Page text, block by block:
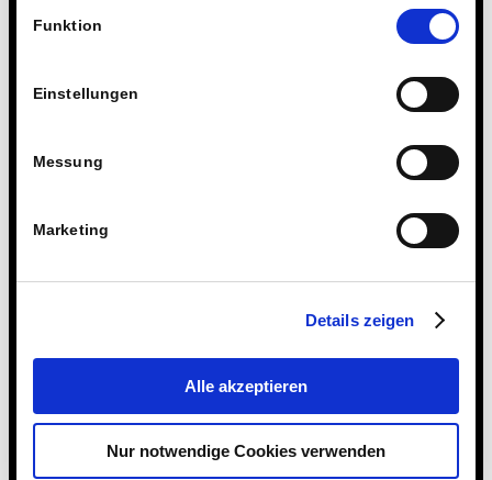
Technologien.
Funktion
Einstellungen
Messung
Marketing
Details zeigen
Alle akzeptieren
Nur notwendige Cookies verwenden
Eintrag teilen